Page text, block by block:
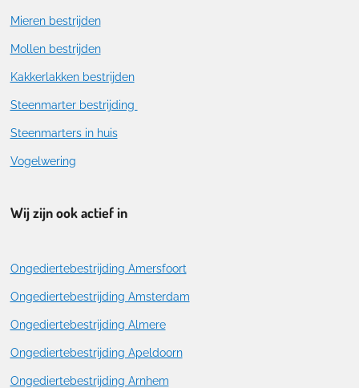
Mieren bestrijden
Mollen bestrijden
Kakkerlakken bestrijden
Steenmarter bestrijding
Steenmarters in huis
Vogelwering
Wij zijn ook actief in
Ongediertebestrijding Amersfoort
Ongediertebestrijding Amsterdam
Ongediertebestrijding Almere
Ongediertebestrijding Apeldoorn
Ongediertebestrijding Arnhem